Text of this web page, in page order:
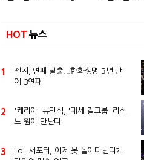
HOT 뉴스
1
젠지, 연패 탈출...한화생명 3년 만
에 3연패
2
'케리아' 류민석, '대세 걸그룹' 리센
느 원이 만난다
3
LoL 서포터, 이제 못 돌아다닌다?...